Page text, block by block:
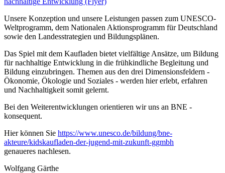
Unsere Konzeption und unsere Leistungen passen zum UNESCO-
Weltprogramm, dem Nationalen Aktionsprogramm für Deutschland
sowie den Landesstrategien und Bildungsplänen.
Das Spiel mit dem Kaufladen bietet vielfältige Ansätze, um Bildung
für nachhaltige Entwicklung in die frühkindliche Begleitung und
Bildung einzubringen. Themen aus den drei Dimensionsfeldern -
Ökonomie, Ökologie und Soziales - werden hier erlebt, erfahren
und Nachhaltigkeit somit gelernt.
Bei den Weiterentwicklungen orientieren wir uns an BNE -
konsequent.
Hier können Sie https://www.unesco.de/bildung/bne-
akteure/kidskaufladen-der-jugend-mit-zukunft-ggmbh
genaueres nachlesen.
Wolfgang Gärthe